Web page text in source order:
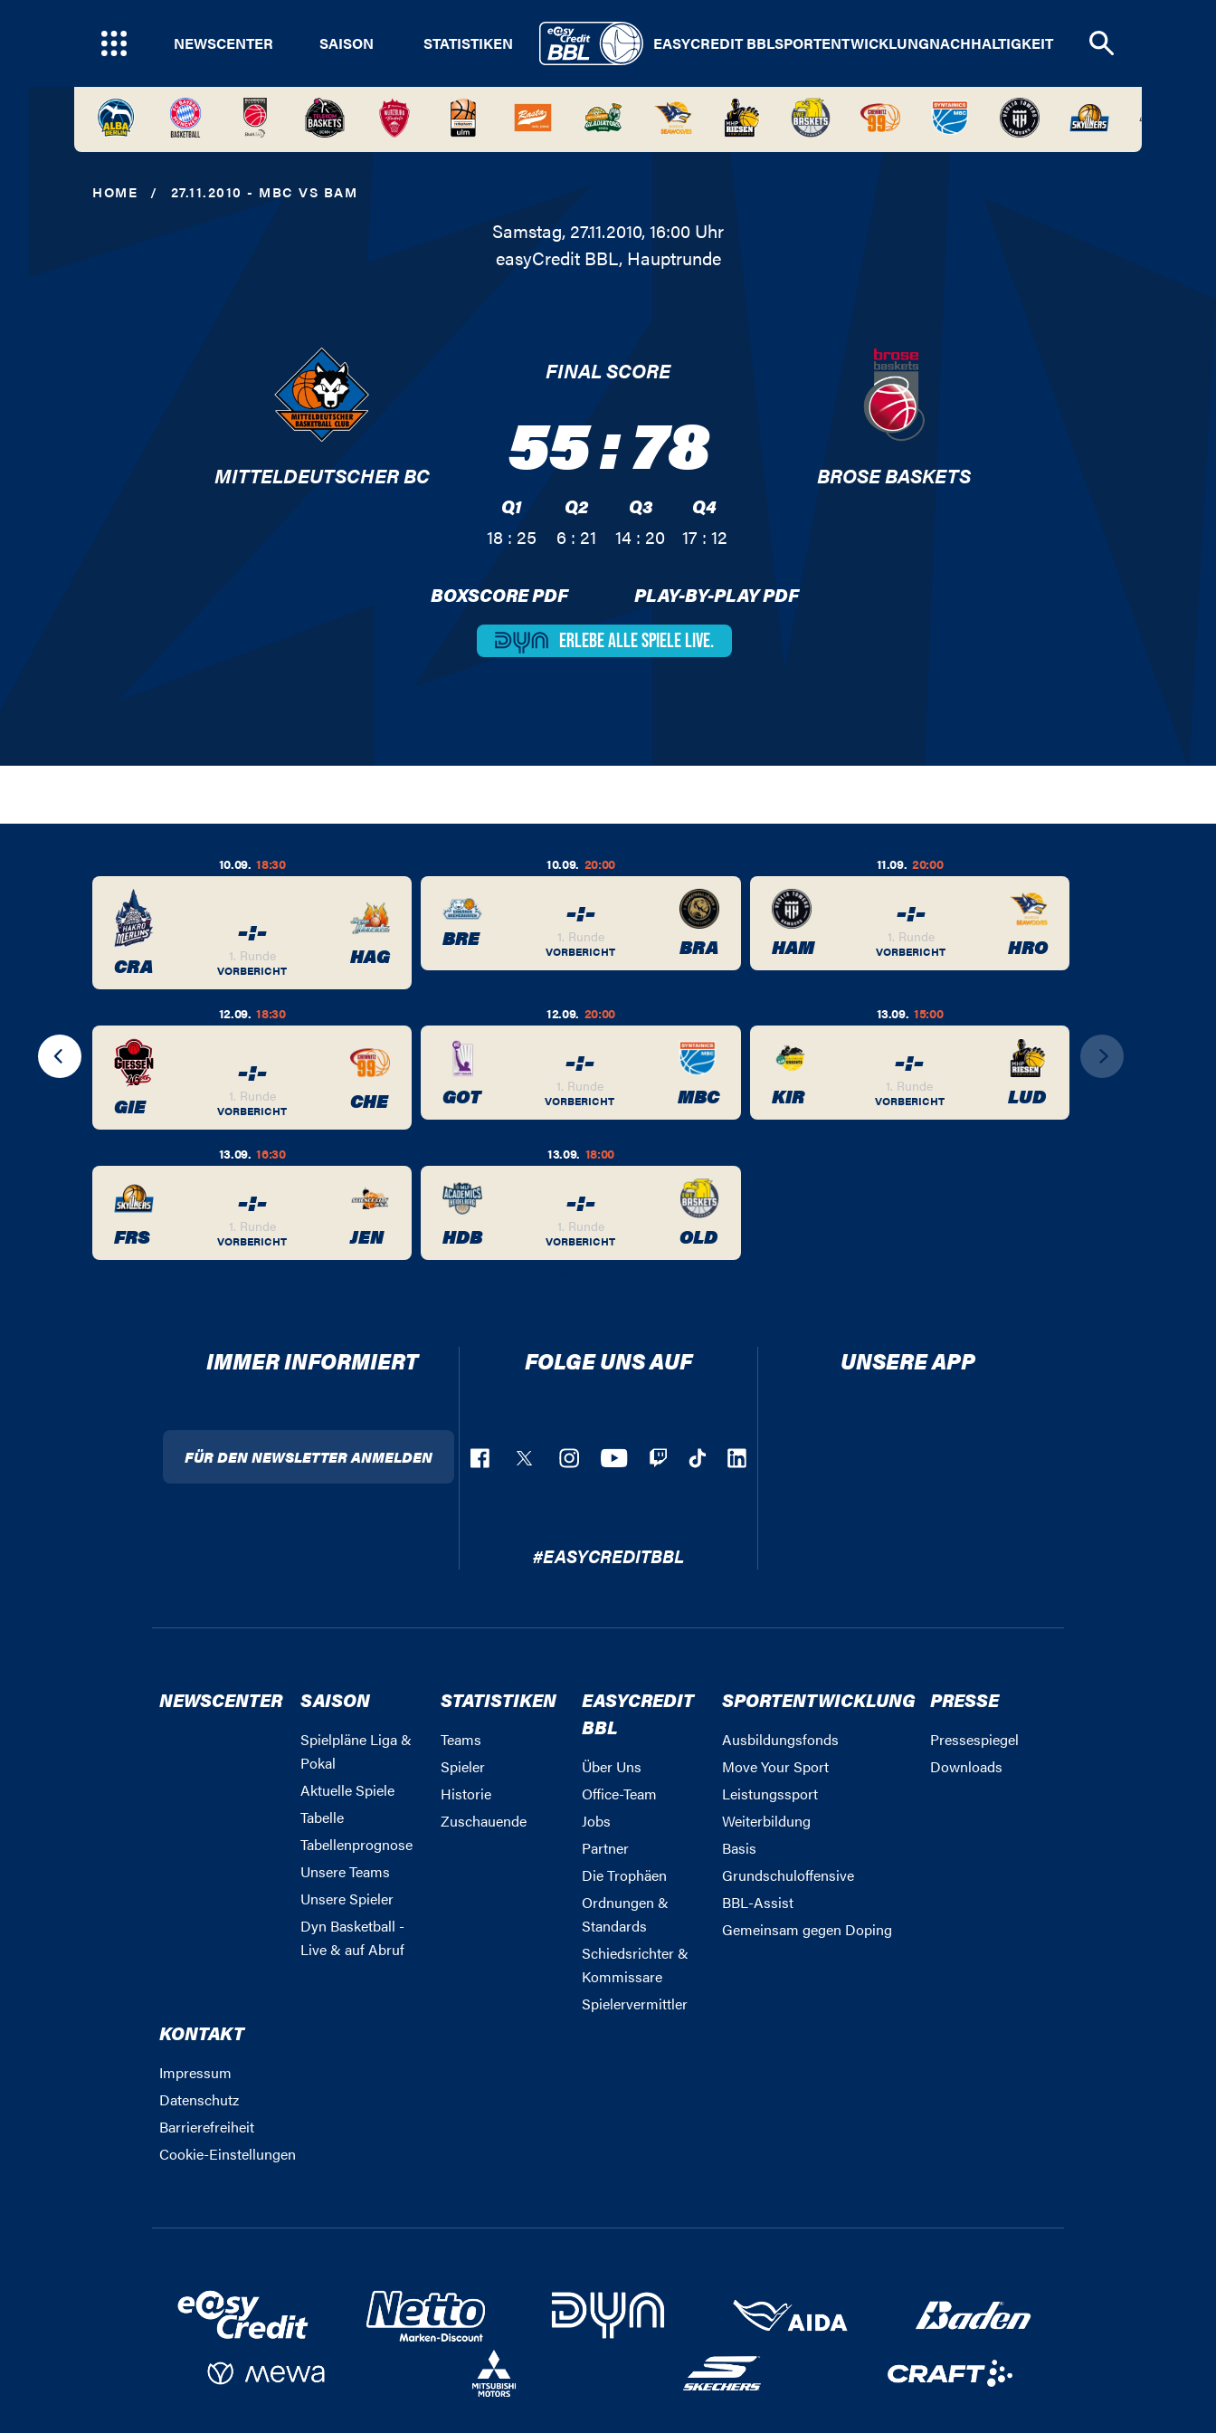
NEWSCENTER SAISON STATISTIKEN EASYCREDIT BBLSPORTENTWICKLUNGNACHHALTIGKEIT
HOME / 27.11.2010 - MBC VS BAM
Samstag, 27.11.2010, 16:00 Uhr
easyCredit BBL, Hauptrunde
MITTELDEUTSCHER BC
FINAL SCORE
55:78
Q1
18 : 25
Q2
6 : 21
Q3
14 : 20
Q4
17 : 12
BROSE BASKETS
BOXSCORE PDF PLAY-BY-PLAY PDF
ERLEBE ALLESPIELE LIVE.
BER
10.09. 18:30
CRA
-:-
1. Runde
VORBERICHT
HAG
10.09. 20:00
BRE
-:-
1. Runde
VORBERICHT BRA
11.09. 20:00
HAM
-:-
1. Runde
VORBERICHT HRO
12.09. 18:30
GIE
-:-
1. Runde
VORBERICHT CHE
12.09. 20:00
GOT
-:-
1. Runde
VORBERICHT MBC
13.09. 15:00
KIR
-:-
1. Runde
VORBERICHT LUD
13.09. 16:30
FRS
-:-
1. Runde
VORBERICHT JEN
13.09. 18:00
HDB
-:-
1. Runde
VORBERICHT OLD
IMMER INFORMIERT
FÜR DEN NEWSLETTER ANMELDEN
FOLGE UNS AUF
#EASYCREDITBBL
UNSERE APP
NEWSCENTER SAISON
Spielpläne Liga &
Pokal
Aktuelle Spiele
Tabelle
Tabellenprognose
Unsere Teams
Unsere Spieler
Dyn Basketball -
Live & auf Abruf
STATISTIKEN
Teams
Spieler
Historie
Zuschauende
EASYCREDIT
BBL
Über Uns
Office-Team
Jobs
Partner
Die Trophäen
Ordnungen &
Standards
Schiedsrichter &
Kommissare
Spielervermittler
SPORTENTWICKLUNG
Ausbildungsfonds
Move Your Sport
Leistungssport
Weiterbildung
Basis
Grundschuloffensive
BBL-Assist
Gemeinsam gegen Doping
PRESSE
Pressespiegel
Downloads
KONTAKT
Impressum
Datenschutz
Barrierefreiheit
Cookie-Einstellungen